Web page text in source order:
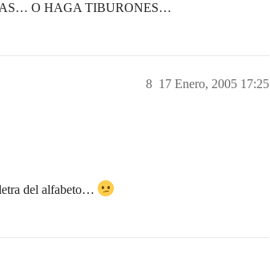
O HAGA TIBURONES…
17 Enero, 2005 17:25
8
del alfabeto…